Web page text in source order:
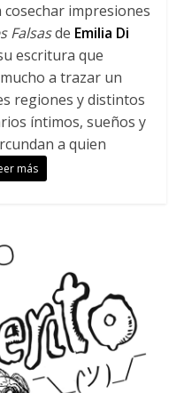
impresiones
Falsasde Emilia Di
escritura que
a trazar un
regiones y distintos
íntimos, sueños y
a quien
más